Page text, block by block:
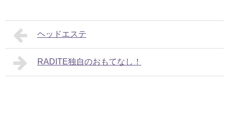
ヘッドエステ
RADITE独自のおもてなし！